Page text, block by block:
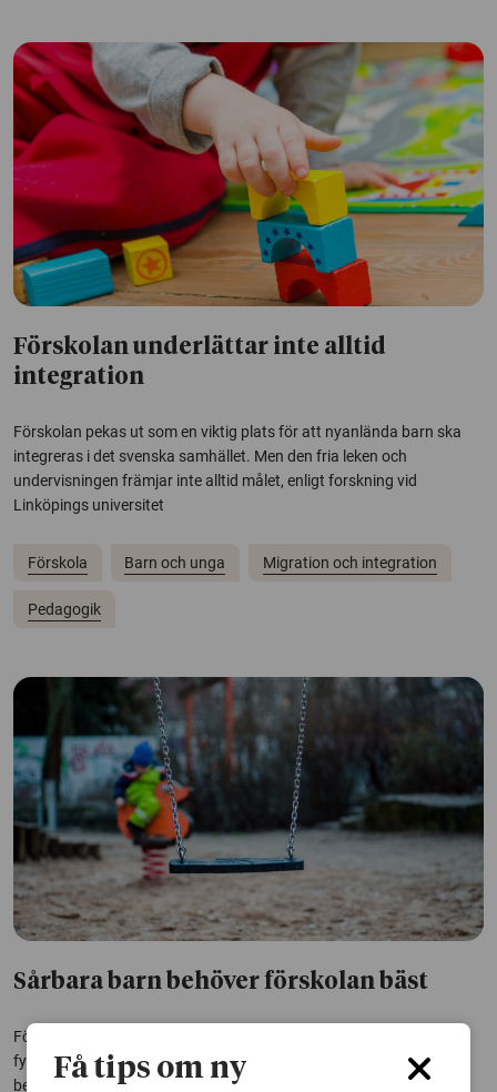
Förskolan underlättar inte alltid
integration
Förskolan pekas ut som en viktig plats för att nyanlända barn ska
integreras i det svenska samhället. Men den fria leken och
undervisningen främjar inte alltid målet, enligt forskning vid
Linköpings universitet
Förskola Barn och unga Migration och integration
Pedagogik
Sårbara barn behöver förskolan bäst
Förskolan har en unik möjlighet att främja barns psykiska och
fysiska hälsa. De positiva effekterna är starkast för de barn som
behöver det mest. Men dessa barn går oftare på en förskola där
Få tips om ny